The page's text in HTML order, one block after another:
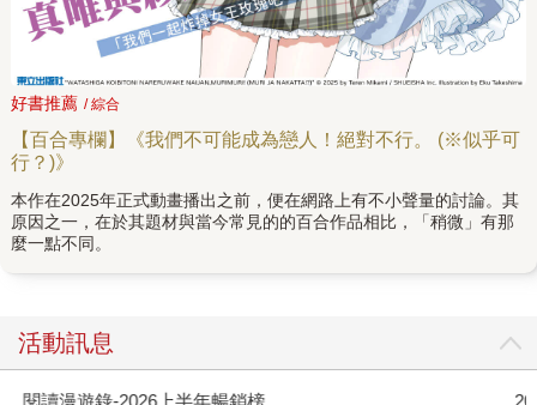
好書推薦 / 綜合
【百合專欄】《我們不可能成為戀人！絕對不行。 (※似乎可
行？)》
本作在2025年正式動畫播出之前，便在網路上有不小聲量的討論。其
原因之一，在於其題材與當今常見的的百合作品相比，「稍微」有那
麼一點不同。
活動訊息
閱讀漫遊錄-2026上半年暢銷榜